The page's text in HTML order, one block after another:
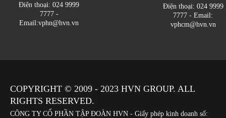
Điện thoại: 024 9999
7777 -
Email:vphn@hvn.vn
Điện thoại: 024 9999
7777 - Email:
vphcm@hvn.vn
COPYRIGHT © 2009 - 2023 HVN GROUP. ALL
RIGHTS RESERVED.
CÔNG TY CỔ PHẦN TẬP ĐOÀN HVN - Giấy phép kinh doanh số: